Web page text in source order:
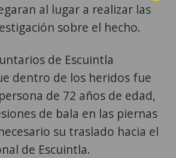
al lugar a realizar las
sobre el hecho.
de Escuintla
dentro de los heridos fue
de 72 años de edad,
de bala en las piernas
su traslado hacia el
de Escuintla.